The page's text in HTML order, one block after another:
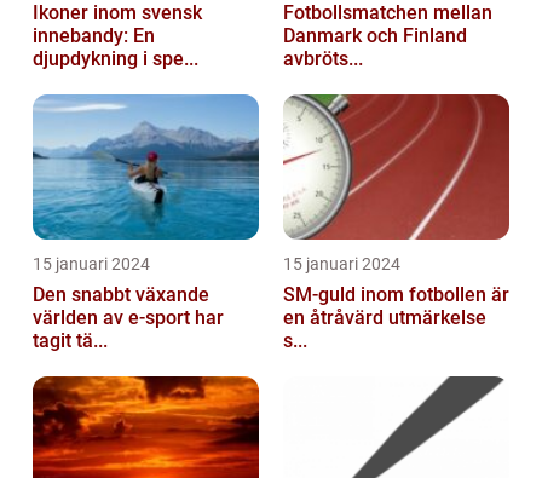
Ikoner inom svensk
innebandy: En
djupdykning i spe...
Fotbollsmatchen mellan
Danmark och Finland
avbröts...
15 januari 2024
Den snabbt växande
världen av e-sport har
tagit tä...
15 januari 2024
SM-guld inom fotbollen är
en åtråvärd utmärkelse
s...